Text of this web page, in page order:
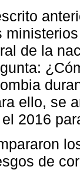
de la
ello, se
2016
de